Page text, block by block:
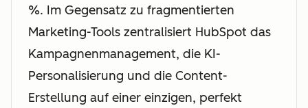
%. Im Gegensatz zu fragmentierten
Marketing-Tools zentralisiert HubSpot das
Kampagnenmanagement, die KI-
Personalisierung und die Content-
Erstellung auf einer einzigen, perfekt